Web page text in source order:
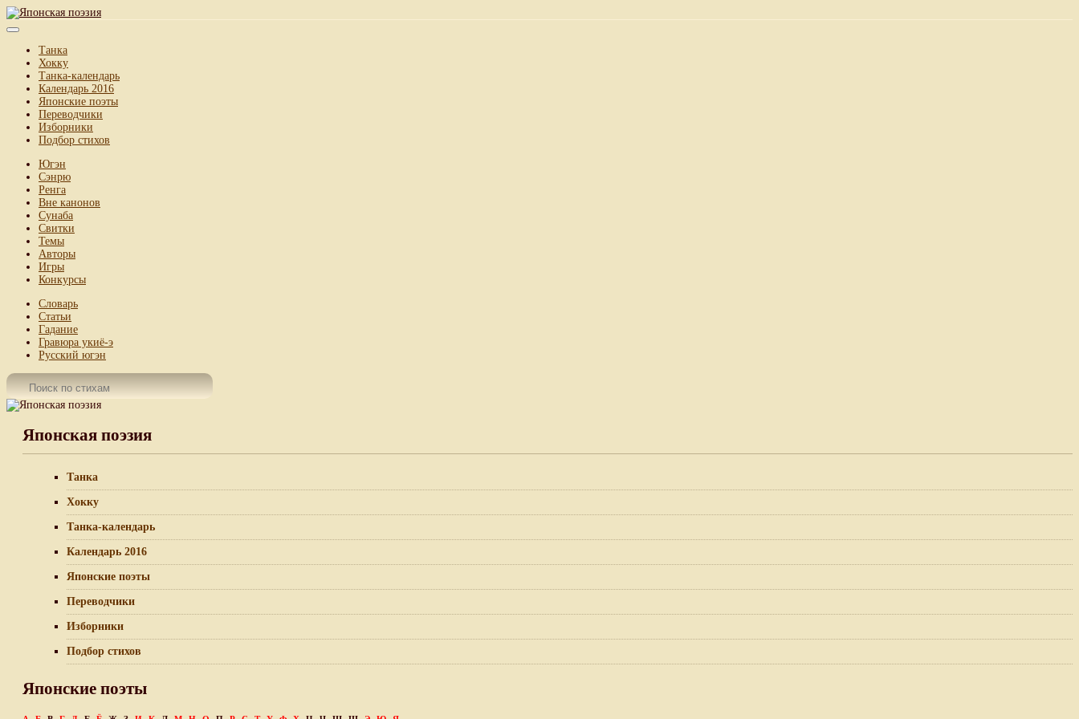
Танка
Хокку
Танка-календарь
Календарь 2016
Японские поэты
Переводчики
Изборники
Подбор стихов
Югэн
Сэнрю
Ренга
Вне канонов
Сунаба
Свитки
Темы
Авторы
Игры
Конкурсы
Словарь
Статьи
Гадание
Гравюра укиё-э
Русский югэн
Японская поэзия
Танка
Хокку
Танка-календарь
Календарь 2016
Японские поэты
Переводчики
Изборники
Подбор стихов
Японские поэты